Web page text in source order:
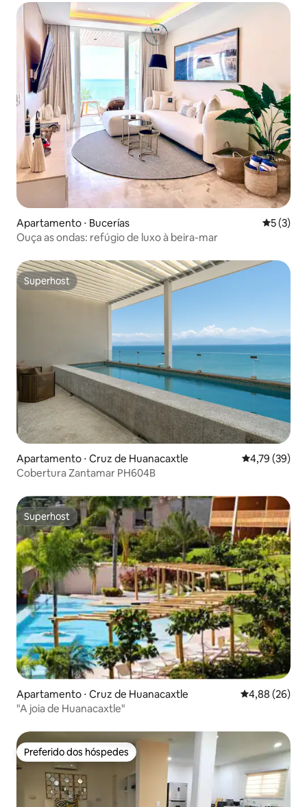
Apartamento ⋅ Bucerías 5 de
5 (3)
Ouça as ondas: refúgio de luxo à beira-mar
Superhost
Superhost
Apartamento ⋅ Cruz de Huanacaxtle 4,79 de uma
4,79 (39)
Cobertura Zantamar PH604B
Superhost
Superhost
Apartamento ⋅ Cruz de Huanacaxtle 4,88 de uma
4,88 (26)
"A joia de Huanacaxtle"
Preferido dos hóspedes
Preferido dos hóspedes